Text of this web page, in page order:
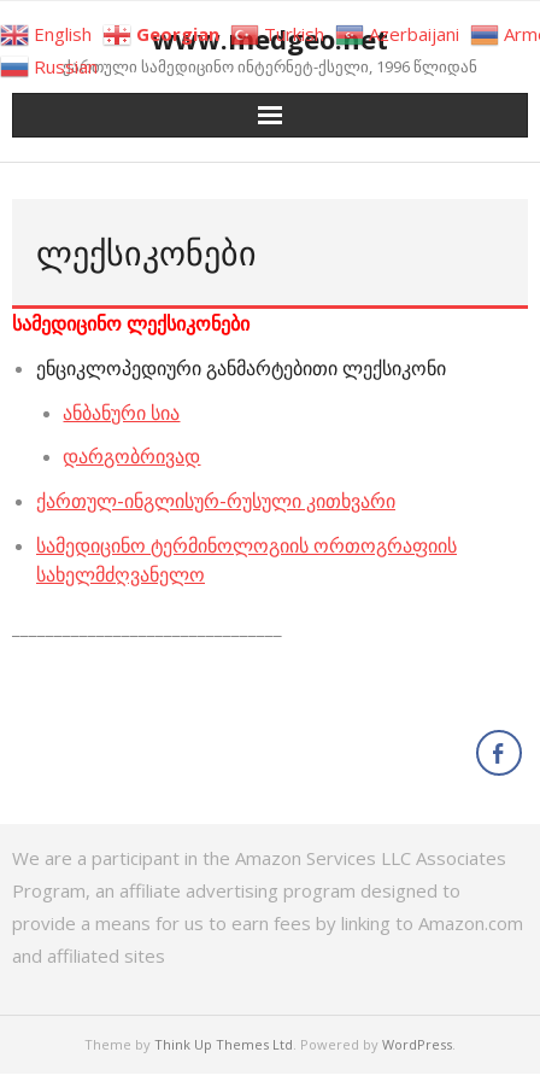
to
content
www.medgeo.net
ქართული სამედიცინო ინტერნეტ-ქსელი, 1996 წლიდან
ᲚᲔᲥᲡᲘᲙᲝᲜᲔᲑᲘ
სამედიცინო ლექსიკონები
ენციკლოპედიური განმარტებითი ლექსიკონი
ანბანური სია
დარგობრივად
ქართულ-ინგლისურ-რუსული კითხვარი
სამედიცინო ტერმინოლოგიის ორთოგრაფიის
სახელმძღვანელო
We are a participant in the Amazon Services LLC Associates
Program, an affiliate advertising program designed to
provide a means for us to earn fees by linking to Amazon.com
and affiliated sites
Theme by Think Up Themes Ltd . Powered by WordPress
English Georgian Turkish Azerbaijani
Russian